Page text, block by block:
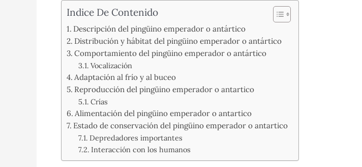
Indice De Contenido
Descripción del pingüino emperador o antártico
Distribución y hábitat del pingüino emperador o antártico
Comportamiento del pingüino emperador o antártico
Vocalización
Adaptación al frío y al buceo
Reproducción del pingüino emperador o antartico
Crías
Alimentación del pingüino emperador o antartico
Estado de conservación del pingüino emperador o antartico
Depredadores importantes
Interacción con los humanos